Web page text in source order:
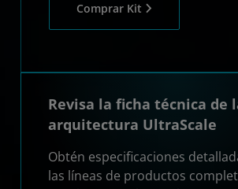
Comprar Kit
Revisa la ficha técnica de
arquitectura UltraScale
Obtén especificaciones
las líneas de productos